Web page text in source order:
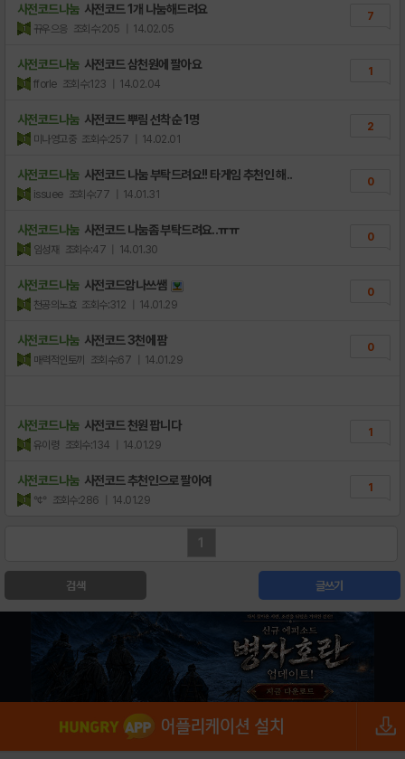
사전코드나눔 사전코드 1개 나눔해드려요
뀨우으응 조회수:205 | 14.02.05
7
사전코드나눔 사전코드 삼천원에 팔아요
fforle 조회수:123 | 14.02.04
1
사전코드나눔 사전코드 뿌림 선착순 1명
미나영고중 조회수:257 | 14.02.01
2
사전코드나눔 사전코드 나눔 부탁드려요!! 타게임 추천인 해..
issuee 조회수:77 | 14.01.31
0
사전코드나눔 사전코드 나눔좀 부탁드려요..ㅠㅠ
임성재 조회수:47 | 14.01.30
0
사전코드나눔 사전코드암나쓰쌤
천공의노효 조회수:312 | 14.01.29
0
사전코드나눔 사전코드 3천에 팜
매력적인토끼 조회수:67 | 14.01.29
0
사전코드나눔 사전코드 천원 팝니다
유이령 조회수:134 | 14.01.29
1
사전코드나눔 사전코드 추천인으로 팔아여
°¢° 조회수:286 | 14.01.29
1
1
검색 글쓰기